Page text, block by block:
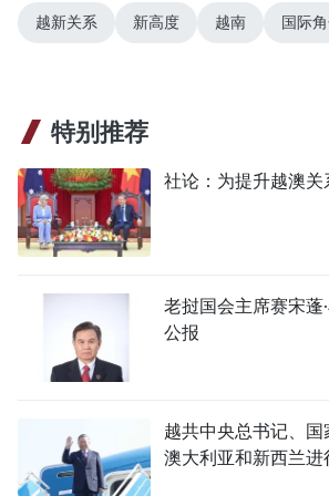
越新关系 新高度 越南 国际
特别推荐
社论：为提升越澳
老挝国会主席赛宋蓬
公报
越共中央总书记、
澳大利亚和新西兰进